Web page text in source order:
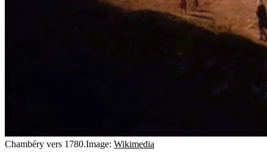
Chambéry vers 1780.Image: Wikimedia